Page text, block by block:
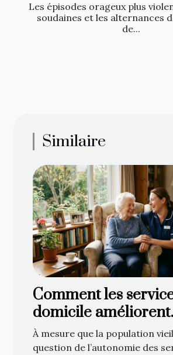
Les épisodes orageux plus
soudaines et les alternances
de...
Similaire
Comment les
domicile améliorent
l'autonomie des
À mesure que la population
question de l’autonomie des